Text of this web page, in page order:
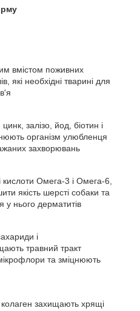
вмістом поживних
які необхідні тварині для
залізо, йод, біотин і
організм улюбленця
захворювань
кислоти Омега-3 і Омега-6,
якість шерсті собаки та
у нього дерматитів
і
травний тракт
та зміцнюють
колаген захищають хрящі